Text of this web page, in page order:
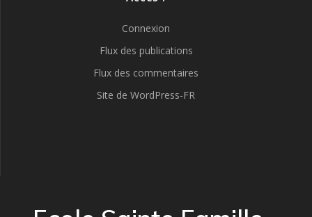
Connexion
Flux des publications
Flux des commentaires
Site de WordPress-FR